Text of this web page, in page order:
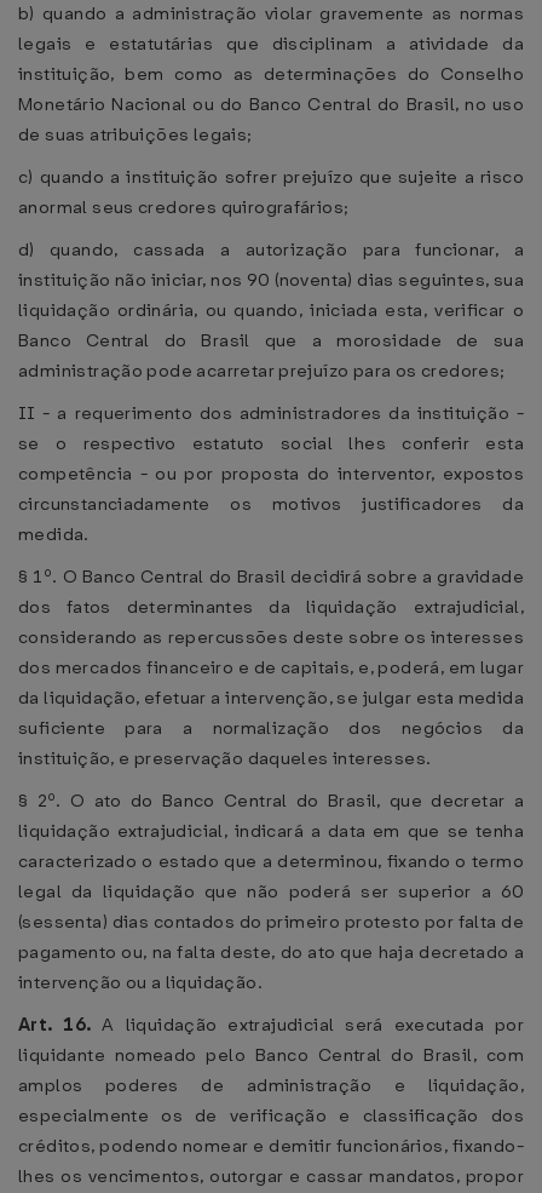
b) quando a administração violar gravemente as normas
legais e estatutárias que disciplinam a atividade da
instituição, bem como as determinações do Conselho
Monetário Nacional ou do Banco Central do Brasil, no uso
de suas atribuições legais;
c) quando a instituição sofrer prejuízo que sujeite a risco
anormal seus credores quirografários;
d) quando, cassada a autorização para funcionar, a
instituição não iniciar, nos 90 (noventa) dias seguintes, sua
liquidação ordinária, ou quando, iniciada esta, verificar o
Banco Central do Brasil que a morosidade de sua
administração pode acarretar prejuízo para os credores;
II - a requerimento dos administradores da instituição -
se o respectivo estatuto social lhes conferir esta
competência - ou por proposta do interventor, expostos
circunstanciadamente os motivos justificadores da
medida.
§ 1º. O Banco Central do Brasil decidirá sobre a gravidade
dos fatos determinantes da liquidação extrajudicial,
considerando as repercussões deste sobre os interesses
dos mercados financeiro e de capitais, e, poderá, em lugar
da liquidação, efetuar a intervenção, se julgar esta medida
suficiente para a normalização dos negócios da
instituição, e preservação daqueles interesses.
§ 2º. O ato do Banco Central do Brasil, que decretar a
liquidação extrajudicial, indicará a data em que se tenha
caracterizado o estado que a determinou, fixando o termo
legal da liquidação que não poderá ser superior a 60
(sessenta) dias contados do primeiro protesto por falta de
pagamento ou, na falta deste, do ato que haja decretado a
intervenção ou a liquidação.
Art. 16.A liquidação extrajudicial será executada por
liquidante nomeado pelo Banco Central do Brasil, com
amplos poderes de administração e liquidação,
especialmente os de verificação e classificação dos
créditos, podendo nomear e demitir funcionários, fixando-
lhes os vencimentos, outorgar e cassar mandatos, propor